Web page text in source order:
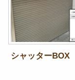
シャッターBOX